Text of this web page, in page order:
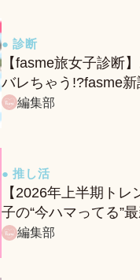
● 診断
【fasme旅女子診断
バレちゃう!?fasme新
編集部
● 推し活
【2026年上半期ト
子の“今ハマってる”
バズ予報もチェック♪
編集部